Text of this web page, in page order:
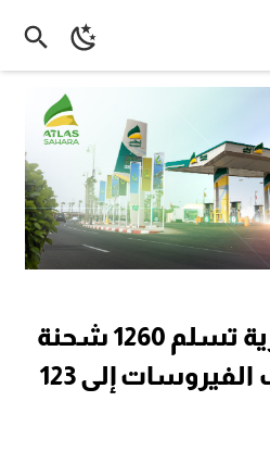
وكالة الطاقة الذرية تسلم 1260 شحنة
من معدات كشف الفيروسات إلى 123